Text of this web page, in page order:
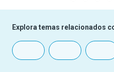
Explora temas relacionados